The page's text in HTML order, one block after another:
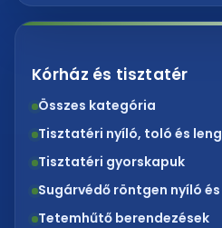
Kórház és tisztatér
Összes kategória
Tisztatéri nyíló, toló és
Tisztatéri gyorskapuk
Sugárvédő röntgen nyíló
Tetemhűtő berendezések